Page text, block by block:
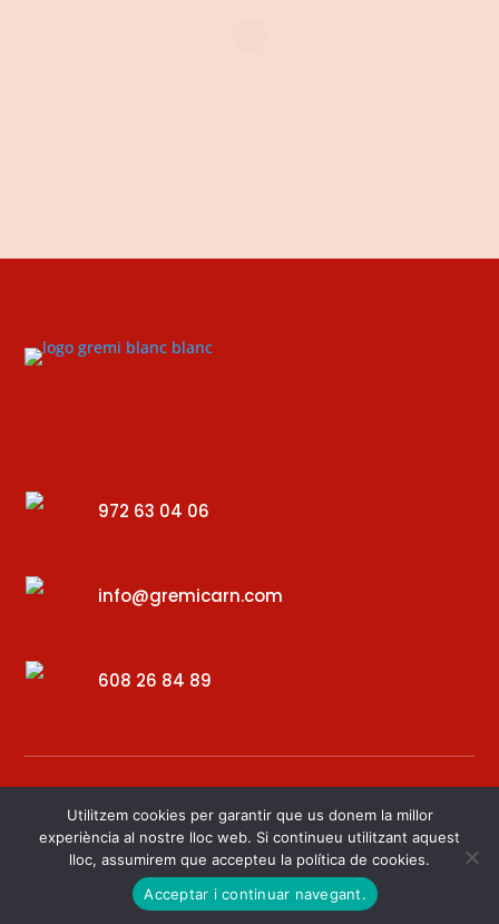
972 63 04 06
info@gremicarn.com
608 26 84 89
Desenvolupat per – Digital34
Utilitzem cookies per garantir que us donem la millor
experiència al nostre lloc web. Si continueu utilitzant aquest
lloc, assumirem que accepteu la política de cookies.
Acceptar i continuar navegant.